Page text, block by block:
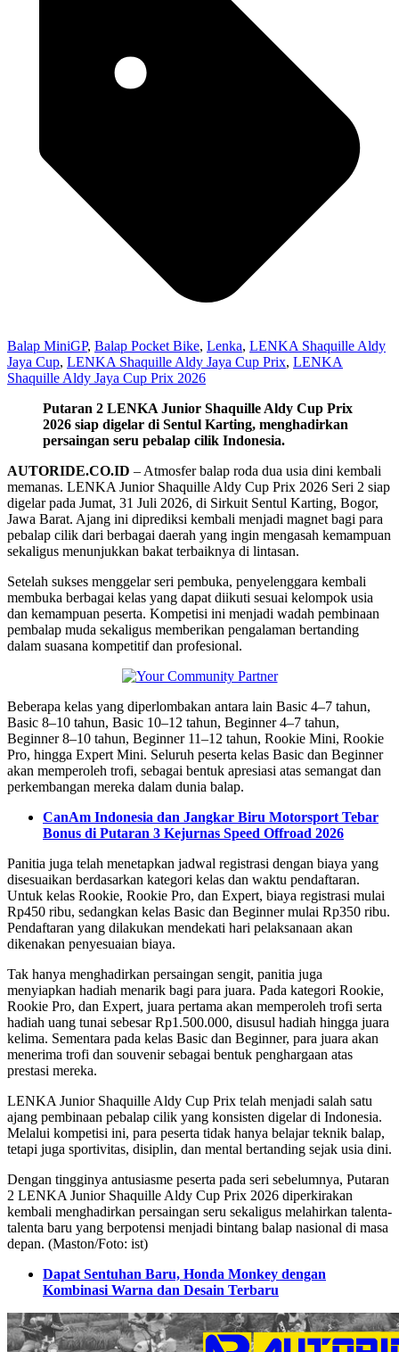
Balap MiniGP, Balap Pocket Bike, Lenka, LENKA Shaquille Aldy
Jaya Cup, LENKA Shaquille Aldy Jaya Cup Prix, LENKA
Shaquille Aldy Jaya Cup Prix 2026
Putaran 2 LENKA Junior Shaquille Aldy Cup Prix
2026 siap digelar di Sentul Karting, menghadirkan
persaingan seru pebalap cilik Indonesia.
AUTORIDE.CO.ID – Atmosfer balap roda dua usia dini kembali
memanas. LENKA Junior Shaquille Aldy Cup Prix 2026 Seri 2 siap
digelar pada Jumat, 31 Juli 2026, di Sirkuit Sentul Karting, Bogor,
Jawa Barat. Ajang ini diprediksi kembali menjadi magnet bagi para
pebalap cilik dari berbagai daerah yang ingin mengasah kemampuan
sekaligus menunjukkan bakat terbaiknya di lintasan.
Setelah sukses menggelar seri pembuka, penyelenggara kembali
membuka berbagai kelas yang dapat diikuti sesuai kelompok usia
dan kemampuan peserta. Kompetisi ini menjadi wadah pembinaan
pembalap muda sekaligus memberikan pengalaman bertanding
dalam suasana kompetitif dan profesional.
Beberapa kelas yang diperlombakan antara lain Basic 4–7 tahun,
Basic 8–10 tahun, Basic 10–12 tahun, Beginner 4–7 tahun,
Beginner 8–10 tahun, Beginner 11–12 tahun, Rookie Mini, Rookie
Pro, hingga Expert Mini. Seluruh peserta kelas Basic dan Beginner
akan memperoleh trofi, sebagai bentuk apresiasi atas semangat dan
perkembangan mereka dalam dunia balap.
CanAm Indonesia dan Jangkar Biru Motorsport Tebar
Bonus di Putaran 3 Kejurnas Speed Offroad 2026
Panitia juga telah menetapkan jadwal registrasi dengan biaya yang
disesuaikan berdasarkan kategori kelas dan waktu pendaftaran.
Untuk kelas Rookie, Rookie Pro, dan Expert, biaya registrasi mulai
Rp450 ribu, sedangkan kelas Basic dan Beginner mulai Rp350 ribu.
Pendaftaran yang dilakukan mendekati hari pelaksanaan akan
dikenakan penyesuaian biaya.
Tak hanya menghadirkan persaingan sengit, panitia juga
menyiapkan hadiah menarik bagi para juara. Pada kategori Rookie,
Rookie Pro, dan Expert, juara pertama akan memperoleh trofi serta
hadiah uang tunai sebesar Rp1.500.000, disusul hadiah hingga juara
kelima. Sementara pada kelas Basic dan Beginner, para juara akan
menerima trofi dan souvenir sebagai bentuk penghargaan atas
prestasi mereka.
LENKA Junior Shaquille Aldy Cup Prix telah menjadi salah satu
ajang pembinaan pebalap cilik yang konsisten digelar di Indonesia.
Melalui kompetisi ini, para peserta tidak hanya belajar teknik balap,
tetapi juga sportivitas, disiplin, dan mental bertanding sejak usia dini.
Dengan tingginya antusiasme peserta pada seri sebelumnya, Putaran
2 LENKA Junior Shaquille Aldy Cup Prix 2026 diperkirakan
kembali menghadirkan persaingan seru sekaligus melahirkan talenta-
talenta baru yang berpotensi menjadi bintang balap nasional di masa
depan. (Maston/Foto: ist)
Dapat Sentuhan Baru, Honda Monkey dengan
Kombinasi Warna dan Desain Terbaru